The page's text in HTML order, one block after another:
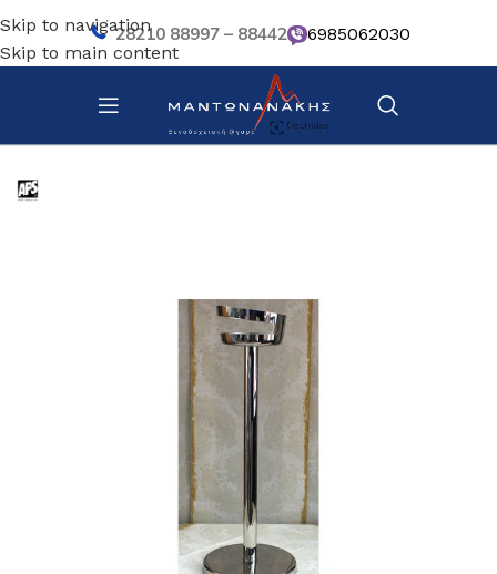
Skip to navigation
Skip to main content
28210 88997 – 88442 6985062030
Αρχική σελίδα/ Bar – Wine – Café